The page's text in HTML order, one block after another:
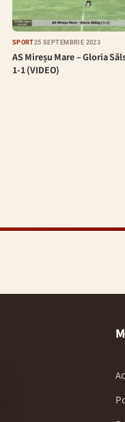
SPORT25 SEPTEMBRIE 2023
AS Mireșu Mare – Gloria
1-1 (VIDEO)